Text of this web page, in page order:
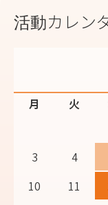
活動カレン
月 火
3
4
10
11